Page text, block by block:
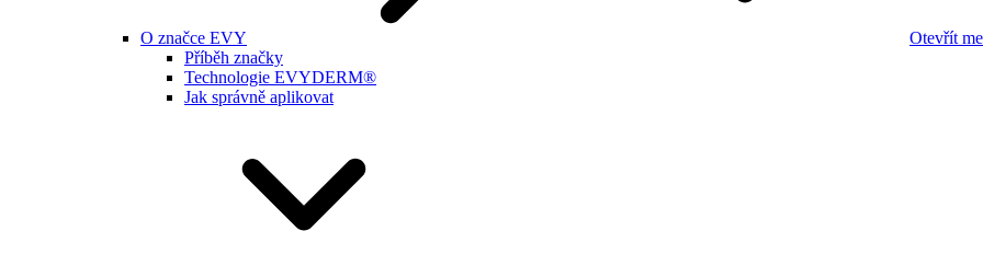
O značce EVY
Otevřít
Příběh značky
Technologie EVYDERM®
Jak správně aplikovat